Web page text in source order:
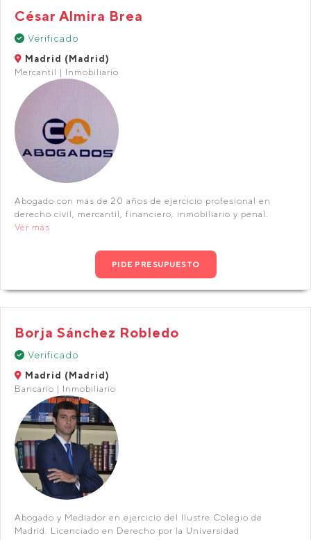
César Almira Brea
Verificado
Madrid (Madrid)
Mercantil | Inmobiliario
Abogado con más de 20 años de ejercicio profesional en
derecho civil, mercantil, financiero, inmobiliario y penal.
Ver más
PIDE PRESUPUESTO
Borja Sánchez Robledo
Verificado
Madrid (Madrid)
Bancario | Inmobiliario
Abogado y Mediador en ejercicio del Ilustre Colegio de
Madrid. Licenciado en Derecho por la Universidad